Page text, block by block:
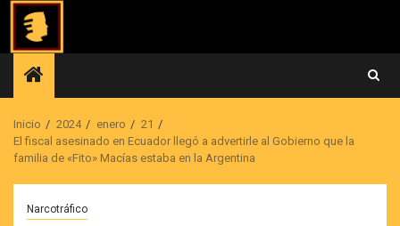
Saltar
contenido
Inicio 2024 enero
21
El fiscal asesinado en Ecuador llegó a advertirle al Gobierno que la
familia de «Fito» Macías estaba en la Argentina
Narcotráfico